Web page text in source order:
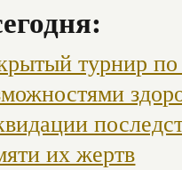
турнир
их жертв